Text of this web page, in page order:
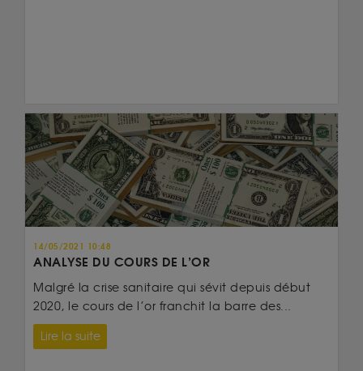
14/05/2021 10:48
ANALYSE DU COURS DE L’OR
Malgré la crise sanitaire qui sévit depuis début
2020, le cours de l’or franchit la barre des...
Lire la suite